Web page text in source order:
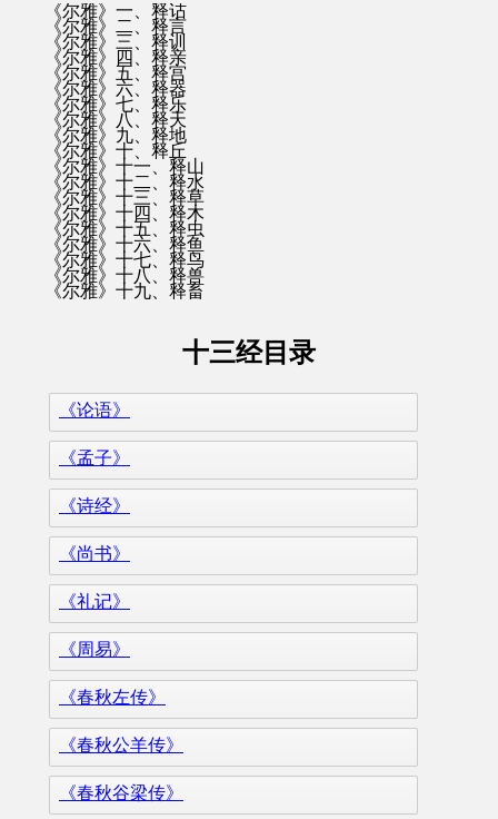
《尔雅》一、释诂
《尔雅》二、释言
《尔雅》三、释训
《尔雅》四、释亲
《尔雅》五、释宫
《尔雅》六、释器
《尔雅》七、释乐
《尔雅》八、释天
《尔雅》九、释地
《尔雅》十、释丘
《尔雅》十一、释山
《尔雅》十二、释水
《尔雅》十三、释草
《尔雅》十四、释木
《尔雅》十五、释虫
《尔雅》十六、释鱼
《尔雅》十七、释鸟
《尔雅》十八、释兽
《尔雅》十九、释畜
十三经目录
《论语》
《孟子》
《诗经》
《尚书》
《礼记》
《周易》
《春秋左传》
《春秋公羊传》
《春秋谷梁传》